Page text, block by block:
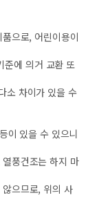
으로, 어린이용이
준에 의거 교환 또
소 차이가 있을 수
이 있을 수 있으니
풍건조는 하지 마
으므로, 위의 사